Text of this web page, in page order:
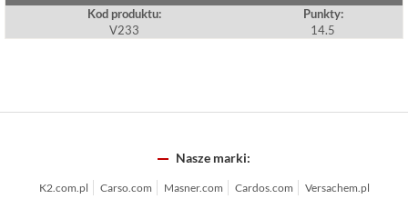
Kod produktu:
V233
Punkty:
14.5
Nasze marki:
K2.com.pl Carso.com Masner.com Cardos.com Versachem.pl